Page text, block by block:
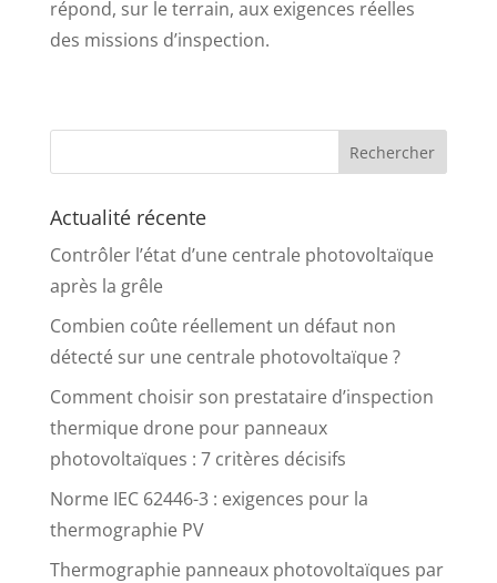
répond, sur le terrain, aux exigences réelles
des missions d’inspection.
Actualité récente
Contrôler l’état d’une centrale photovoltaïque
après la grêle
Combien coûte réellement un défaut non
détecté sur une centrale photovoltaïque ?
Comment choisir son prestataire d’inspection
thermique drone pour panneaux
photovoltaïques : 7 critères décisifs
Norme IEC 62446-3 : exigences pour la
thermographie PV
Thermographie panneaux photovoltaïques par